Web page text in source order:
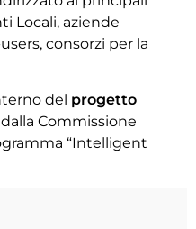
Locali, aziende
consorzi per la
del progetto
Commissione
“Intelligent